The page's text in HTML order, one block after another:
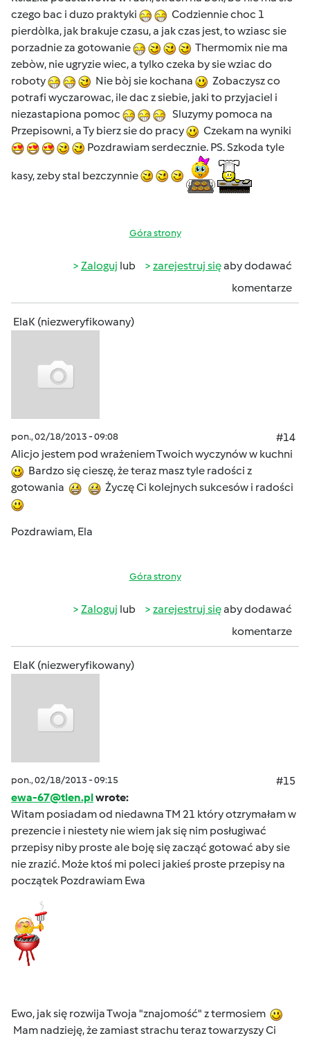
czego bac i duzo praktyki
Codziennie choc 1
pierdòlka, jak brakuje czasu, a jak czas jest, to wziasc sie
porzadnie za gotowanie
Thermomix nie ma
zebòw, nie ugryzie wiec, a tylko czeka by sie wziac do
roboty
Nie bòj sie kochana
Zobaczysz co
potrafi wyczarowac, ile dac z siebie, jaki to przyjaciel i
niezastapiona pomoc
Sluzymy pomoca na
Przepisowni, a Ty bierz sie do pracy
Czekam na wyniki
Pozdrawiam serdecznie. PS. Szkoda tyle
kasy, zeby stal bezczynnie
Góra strony
Zaloguj lub zarejestruj sięaby dodawać
komentarze
ElaK (niezweryfikowany)
pon., 02/18/2013 - 09:08
#14
Alicjo jestem pod wrażeniem Twoich wyczynów w kuchni
Bardzo się cieszę, że teraz masz tyle radości z
gotowania
Życzę Ci kolejnych sukcesów i radości
Pozdrawiam, Ela
Góra strony
Zaloguj lub zarejestruj sięaby dodawać
komentarze
ElaK (niezweryfikowany)
pon., 02/18/2013 - 09:15
#15
ewa-67@tlen.plwrote:
Witam posiadam od niedawna TM 21 który otzrymałam w
prezencie i niestety nie wiem jak się nim posługiwać
przepisy niby proste ale boję się zacząć gotować aby sie
nie zrazić. Może ktoś mi poleci jakieś proste przepisy na
początek Pozdrawiam Ewa
Ewo, jak się rozwija Twoja "znajomość" z termosiem
Mam nadzieję, że zamiast strachu teraz towarzyszy Ci